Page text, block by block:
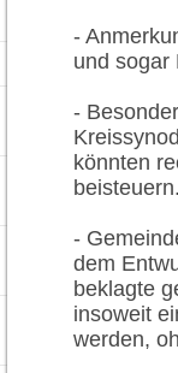
-
und sogar
-
könnten
-
dem
beklagte
insoweit
werden,